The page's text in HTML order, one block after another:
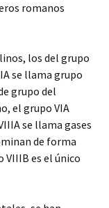
romanos
los del grupo
se llama grupo
grupo del
el grupo VIA
se llama gases
de forma
es el único